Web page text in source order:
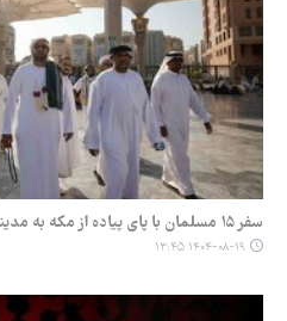
سفر ۱۵ مسلمان با پای پیاده از مکه به مدینه منوره
۱۴۰۴-۰۸-۱۹ ۱۳:۴۵